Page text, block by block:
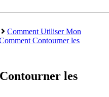
Comment Utiliser Mon
Contourner les
les